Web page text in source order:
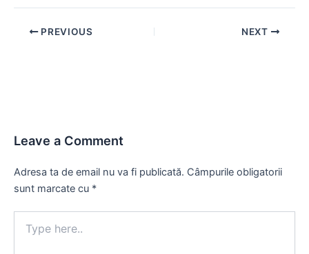
Post PREVIOUS NEXT
Leave a Comment
Adresa ta de email nu va fi publicată. Câmpurile obligatorii
sunt marcate cu *
here..